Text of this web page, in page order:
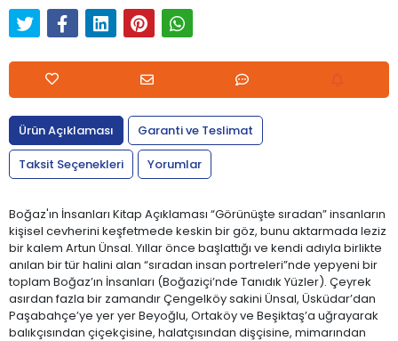
Ürün Açıklaması
Garanti ve Teslimat
Taksit Seçenekleri
Yorumlar
Boğaz'ın İnsanları Kitap Açıklaması “Görünüşte sıradan” insanların
kişisel cevherini keşfetmede keskin bir göz, bunu aktarmada leziz
bir kalem Artun Ünsal. Yıllar önce başlattığı ve kendi adıyla birlikte
anılan bir tür halini alan “sıradan insan portreleri”nde yepyeni bir
toplam Boğaz’ın İnsanları (Boğaziçi’nde Tanıdık Yüzler). Çeyrek
asırdan fazla bir zamandır Çengelköy sakini Ünsal, Üsküdar’dan
Paşabahçe’ye yer yer Beyoğlu, Ortaköy ve Beşiktaş’a uğrayarak
balıkçısından çiçekçisine, halatçısından dişçisine, mimarından